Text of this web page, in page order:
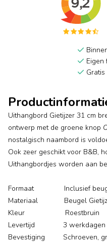
Eigen
Uithangbord Gietijzer 31 cm
ontwerp met de groene knop
nostalgisch naambord is
Ook zeer geschikt voor B&B,
Uithangbordjes worden aan
Formaat Inclusief beugel
Materiaal Beugel Gietijzer,
Kleur Roestbruin
Levertijd 3 werkdagen
Bevestiging Schroeven,